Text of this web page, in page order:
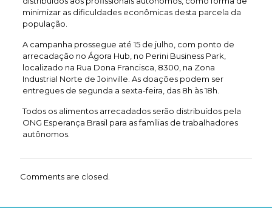
minimizar as dificuldades econômicas desta parcela da
população.
A campanha prossegue até 15 de julho, com ponto de
arrecadação no Ágora Hub, no Perini Business Park,
localizado na Rua Dona Francisca, 8300, na Zona
Industrial Norte de Joinville. As doações podem ser
entregues de segunda a sexta-feira, das 8h às 18h.
Todos os alimentos arrecadados serão distribuídos pela
ONG Esperança Brasil para as famílias de trabalhadores
autônomos.
Comments are closed.